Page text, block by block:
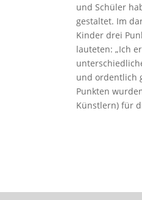
und Schüler
gestaltet. Im
Kinder drei
lauteten: „Ich
und ordentlich
Punkten
Künstlern) für